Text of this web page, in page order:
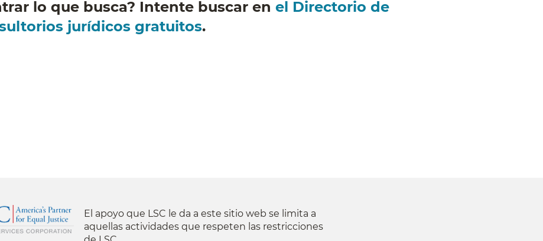
lo que busca? Intente buscar en el Directorio de
jurídicos gratuitos.
El apoyo que LSC le da a este sitio web se limita a
aquellas actividades que respeten las restricciones